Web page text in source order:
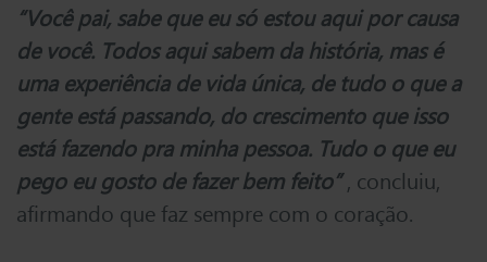
“Você pai, sabe que eu só estou aqui por causa
de você. Todos aqui sabem da história, mas é
uma experiência de vida única, de tudo o que a
gente está passando, do crescimento que isso
está fazendo pra minha pessoa. Tudo o que eu
pego eu gosto de fazer bem feito”, concluiu,
afirmando que faz sempre com o coração.